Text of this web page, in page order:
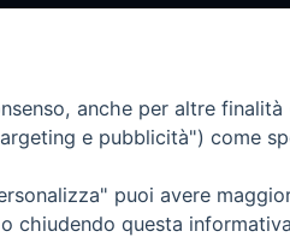
anche per altre finalità
e pubblicità") come
puoi avere
chiudendo questa